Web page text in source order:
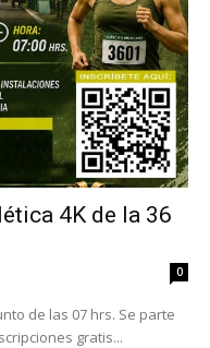
4K de la 36
0
las 07 hrs. Se parte
de la zona militar. Inscripciones gratis...